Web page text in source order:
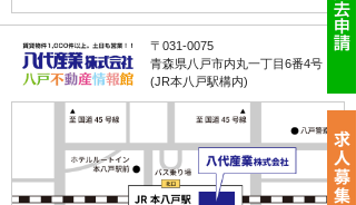
〒031-0075
青森県八戸市内丸一丁目6番4号
(JR本八戸駅構内)